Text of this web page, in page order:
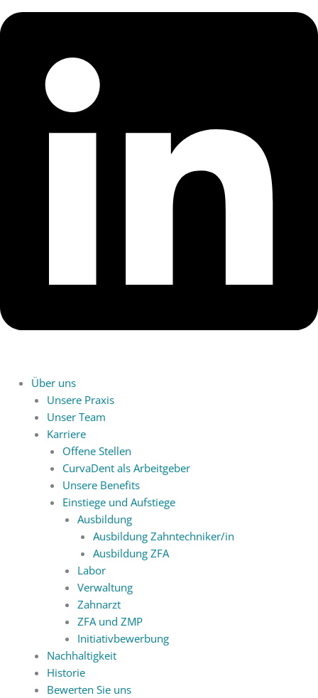
Über uns
Unsere Praxis
Unser Team
Karriere
Offene Stellen
CurvaDent als Arbeitgeber
Unsere Benefits
Einstiege und Aufstiege
Ausbildung
Ausbildung Zahntechniker/in
Ausbildung ZFA
Labor
Verwaltung
Zahnarzt
ZFA und ZMP
Initiativbewerbung
Nachhaltigkeit
Historie
Bewerten Sie uns